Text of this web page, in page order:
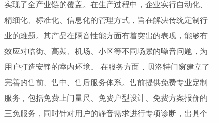
实现了全产业链的覆盖。在生产过程中，企业实行自动化、
精细化、标准化、信息化的管理方式，旨在解决传统定制行
业的难题。其产品在隔音性能方面有着突出的表现，能够有
效应对临街、高架、机场、小区等不同场景的噪音问题，为
用户打造安静的室内环境。 在服务方面，贝洛特门窗建立了
完善的售前、售中、售后服务体系。售前提供免费专业定制
服务，包括免费上门量尺、免费户型设计、免费方案报价的
三免服务，同时针对用户的静音需求进行专项诊断，出具个